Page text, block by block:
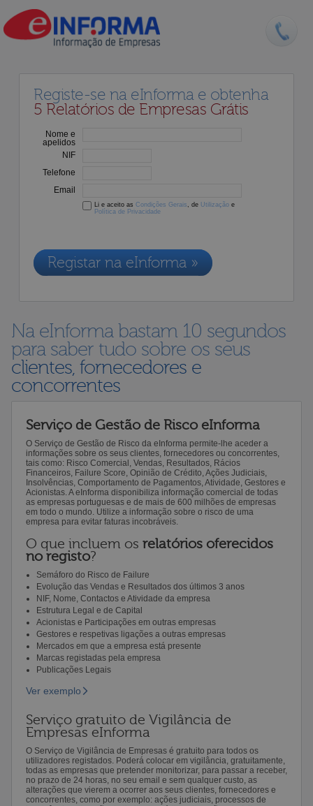
Registe-se na eInforma e obtenha
5 Relatórios de Empresas Grátis
Nome e
apelidos
NIF
Telefone
Email
Li e aceito as Condições Gerais , de Utilização e
Política de Privacidade
Registar na eInforma »
Na eInforma bastam 10 segundos
para saber tudo sobre os seus
clientes, fornecedores e
concorrentes
Serviço de Gestão de Risco eInforma
O Serviço de Gestão de Risco da eInforma permite-lhe aceder a
informações sobre os seus clientes, fornecedores ou concorrentes,
tais como: Risco Comercial, Vendas, Resultados, Rácios
Financeiros, Failure Score, Opinião de Crédito, Ações Judiciais,
Insolvências, Comportamento de Pagamentos, Atividade, Gestores e
Acionistas. A eInforma disponibiliza informação comercial de todas
as empresas portuguesas e de mais de 600 milhões de empresas
em todo o mundo. Utilize a informação sobre o risco de uma
empresa para evitar faturas incobráveis.
O que incluem os relatórios oferecidos
no registo?
Semáforo do Risco de Failure
Evolução das Vendas e Resultados dos últimos 3 anos
NIF, Nome, Contactos e Atividade da empresa
Estrutura Legal e de Capital
Acionistas e Participações em outras empresas
Gestores e respetivas ligações a outras empresas
Mercados em que a empresa está presente
Marcas registadas pela empresa
Publicações Legais
Ver exemplo
Serviço gratuito de Vigilância de
Empresas eInforma
O Serviço de Vigilância de Empresas é gratuito para todos os
utilizadores registados. Poderá colocar em vigilância, gratuitamente,
todas as empresas que pretender monitorizar, para passar a receber,
no prazo de 24 horas, no seu email e sem qualquer custo, as
alterações que vierem a ocorrer aos seus clientes, fornecedores e
concorrentes, como por exemplo: ações judiciais, processos de